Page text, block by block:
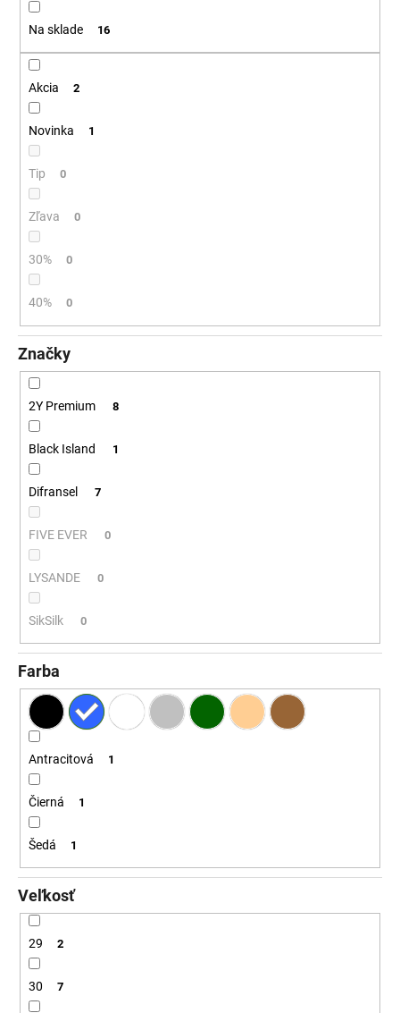
Na sklade 16
Akcia 2
Novinka 1
Tip 0
Zľava 0
30% 0
40% 0
Značky
2Y Premium 8
Black Island 1
Difransel 7
FIVE EVER 0
LYSANDE 0
SikSilk 0
Farba
Antracitová 1
Čierná 1
Šedá 1
Veľkosť
29 2
30 7
j
O
p
o
r
m